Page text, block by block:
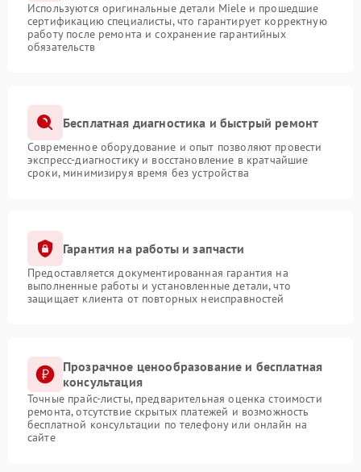
Используются оригинальные детали Miele и прошедшие
сертификацию специалисты, что гарантирует корректную
работу после ремонта и сохранение гарантийных
обязательств
Бесплатная диагностика и быстрый ремонт
Современное оборудование и опыт позволяют провести
экспресс-диагностику и восстановление в кратчайшие
сроки, минимизируя время без устройства
Гарантия на работы и запчасти
Предоставляется документированная гарантия на
выполненные работы и установленные детали, что
защищает клиента от повторных неисправностей
Прозрачное ценообразование и бесплатная
консультация
Точные прайс-листы, предварительная оценка стоимости
ремонта, отсутствие скрытых платежей и возможность
бесплатной консультации по телефону или онлайн на
сайте